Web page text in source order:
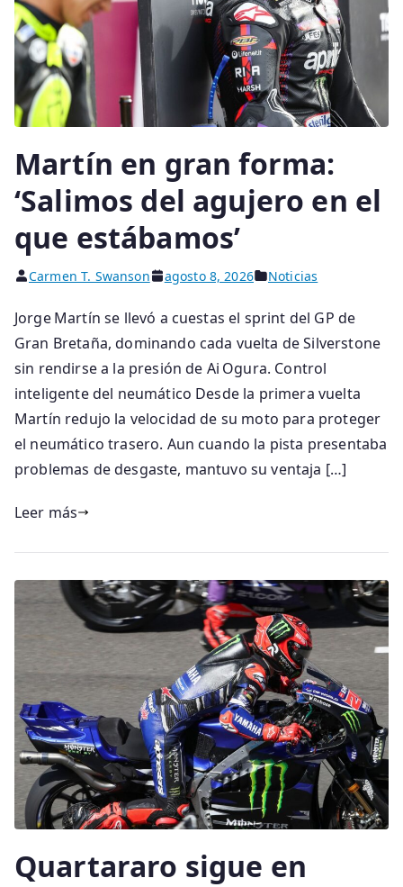
Martín en gran forma:
‘Salimos del agujero en el
que estábamos’
Carmen T. Swanson agosto 8, 2026 Noticias
Jorge Martín se llevó a cuestas el sprint del GP de
Gran Bretaña, dominando cada vuelta de Silverstone
sin rendirse a la presión de Ai Ogura. Control
inteligente del neumático Desde la primera vuelta
Martín redujo la velocidad de su moto para proteger
el neumático trasero. Aun cuando la pista presentaba
problemas de desgaste, mantuvo su ventaja […]
Leer más
Quartararo sigue en